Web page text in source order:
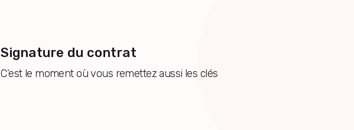
Signature du contrat
C’est le moment où vous remettez aussi les clés